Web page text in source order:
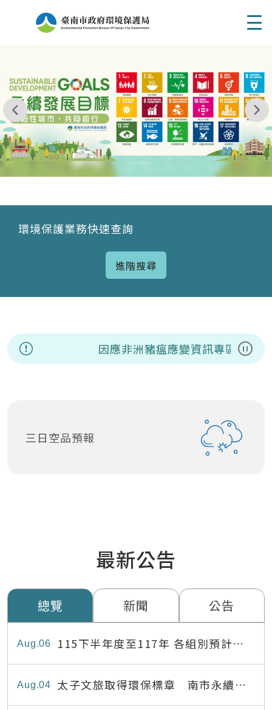
環境保護業務快速查詢
進階搜尋
暫停
因應非洲豬瘟應變資訊專區
三日空品預報
最新公告
總覽 新聞 公告
06
Aug
115下半年度至117年 各組別預計出
缺員額表
04
Aug
太子文旅取得環保標章 南市永續旅
宿達22家